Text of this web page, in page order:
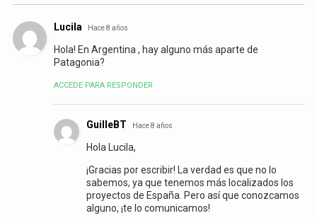
Lucila Hace 8 años
Hola! En Argentina , hay alguno más aparte de
Patagonia?
ACCEDE PARA RESPONDER
GuilleBT Hace 8 años
Hola Lucila,
¡Gracias por escribir! La verdad es que no lo
sabemos, ya que tenemos más localizados los
proyectos de España. Pero así que conozcamos
alguno, ¡te lo comunicamos!